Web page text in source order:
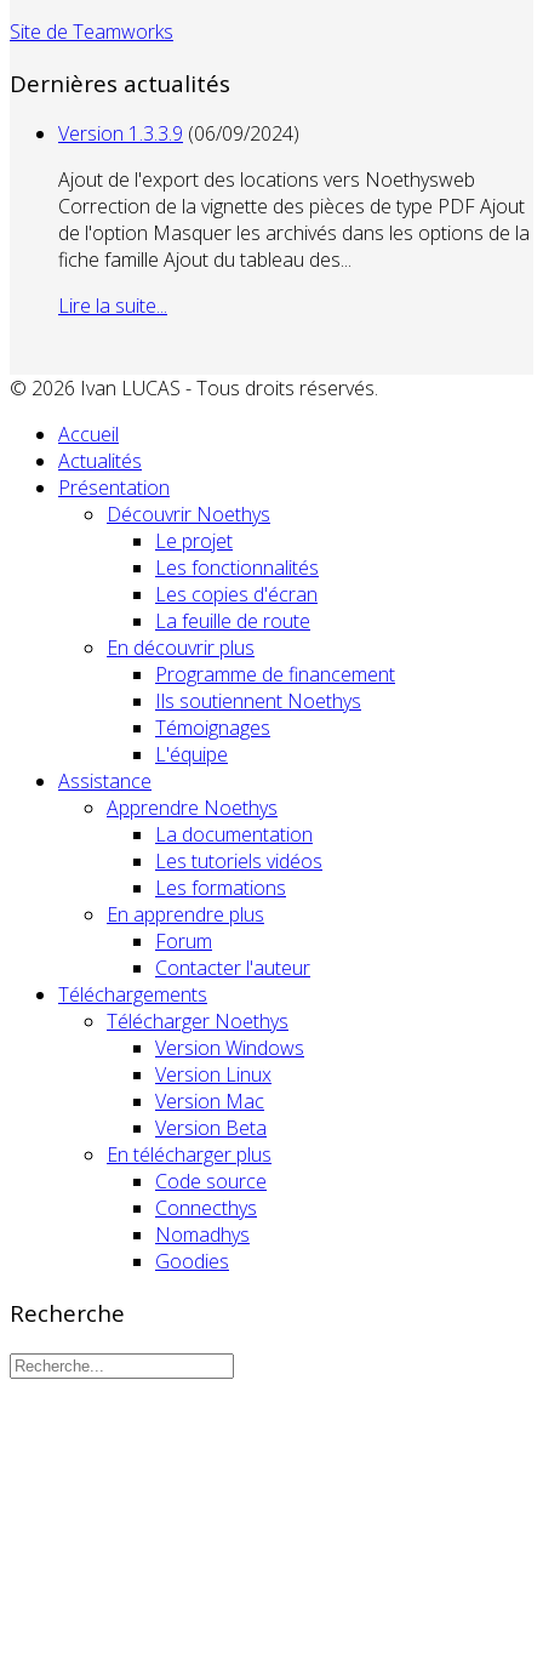
Site de Teamworks
Dernières actualités
Version 1.3.3.9 (06/09/2024)
Ajout de l'export des locations vers Noethysweb
Correction de la vignette des pièces de type PDF Ajout
de l'option Masquer les archivés dans les options de la
fiche famille Ajout du tableau des...
Lire la suite...
© 2026 Ivan LUCAS - Tous droits réservés.
Accueil
Actualités
Présentation
Découvrir Noethys
Le projet
Les fonctionnalités
Les copies d'écran
La feuille de route
En découvrir plus
Programme de financement
Ils soutiennent Noethys
Témoignages
L'équipe
Assistance
Apprendre Noethys
La documentation
Les tutoriels vidéos
Les formations
En apprendre plus
Forum
Contacter l'auteur
Téléchargements
Télécharger Noethys
Version Windows
Version Linux
Version Mac
Version Beta
En télécharger plus
Code source
Connecthys
Nomadhys
Goodies
Recherche